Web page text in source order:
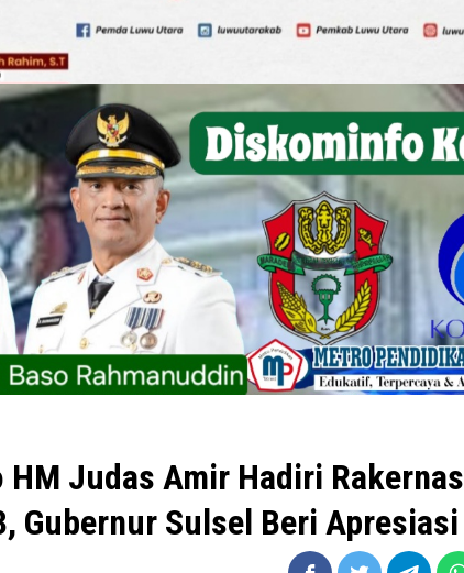
Judas Amir Hadiri Rakernas
Gubernur Sulsel Beri Apresiasi